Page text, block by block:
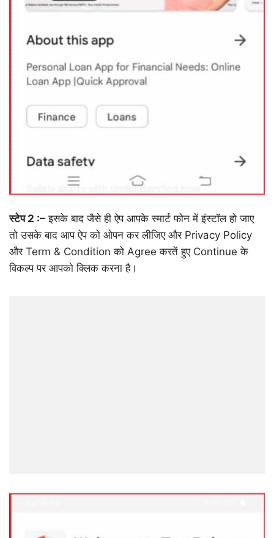
स्टेप 2 :– इसके बाद जैसे ही ऐप आपके स्मार्ट फोन में इंस्टॉल हो जाए
तो उसके बाद आप ऐप को ओपन कर लीजिए और Privacy Policy
और Term & Condition को Agree करतें हुए Continue के
विकल्प पर आपको क्लिक करना है।